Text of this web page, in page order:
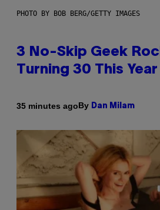
PHOTO BY BOB BERG/GETTY IMAGES
3 No-Skip Geek
Turning 30 This Year
35 minutes agoBy Dan Milam